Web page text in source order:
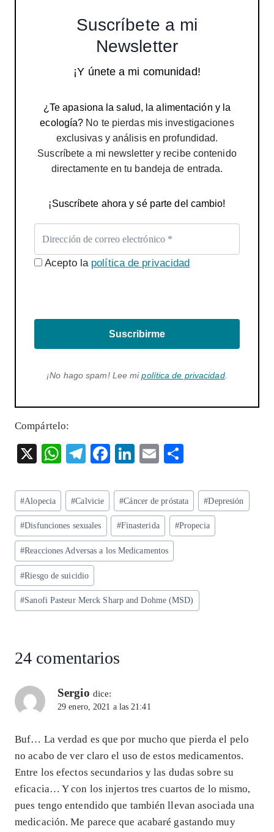
Suscríbete a mi
Newsletter
¡Y únete a mi comunidad!
¿Te apasiona la salud, la alimentación y la
ecología? No te pierdas mis investigaciones
exclusivas y análisis en profundidad.
Suscríbete a mi newsletter y recibe contenido
directamente en tu bandeja de entrada.
¡Suscríbete ahora y sé parte del cambio!
Acepto la política de privacidad
Suscribirme
¡No hago spam! Lee mipolítica de privacidad.
Compártelo:
X
W
ts
A
p
p
T
eg
ra
m
F
eb
o
o
k
Li
ke
dI
n
E
ai
l
re
Etiquetas
de
la
entrada:
#Alopecia #Calvicie #Cáncer de próstata #Depresión
#Disfunciones sexuales #Finasterida #Propecia
#Reacciones Adversas a los Medicamentos
#Riesgo de suicidio
#Sanofi Pasteur Merck Sharp and Dohme (MSD)
24 comentarios
Sergio dice:
29 enero, 2021 a las 21:41
Buf… La verdad es que por mucho que pierda el pelo
no acabo de ver claro el uso de estos medicamentos.
Entre los efectos secundarios y las dudas sobre su
eficacia… Y con los injertos tres cuartos de lo mismo,
pues tengo entendido que también llevan asociada una
medicación. Me parece que acabaré gastando muy